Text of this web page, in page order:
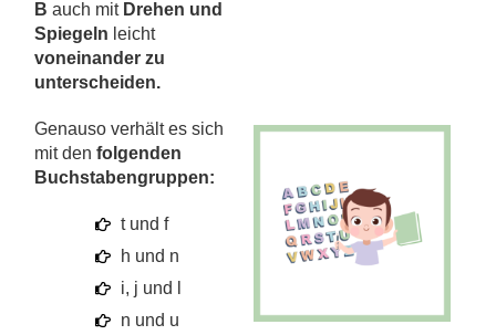
B auch mit Drehen und
Spiegeln leicht
voneinander zu
unterscheiden.
Genauso verhält es sich
mit denfolgenden
Buchstabengruppen:
t und f
h und n
i, j und l
n und u